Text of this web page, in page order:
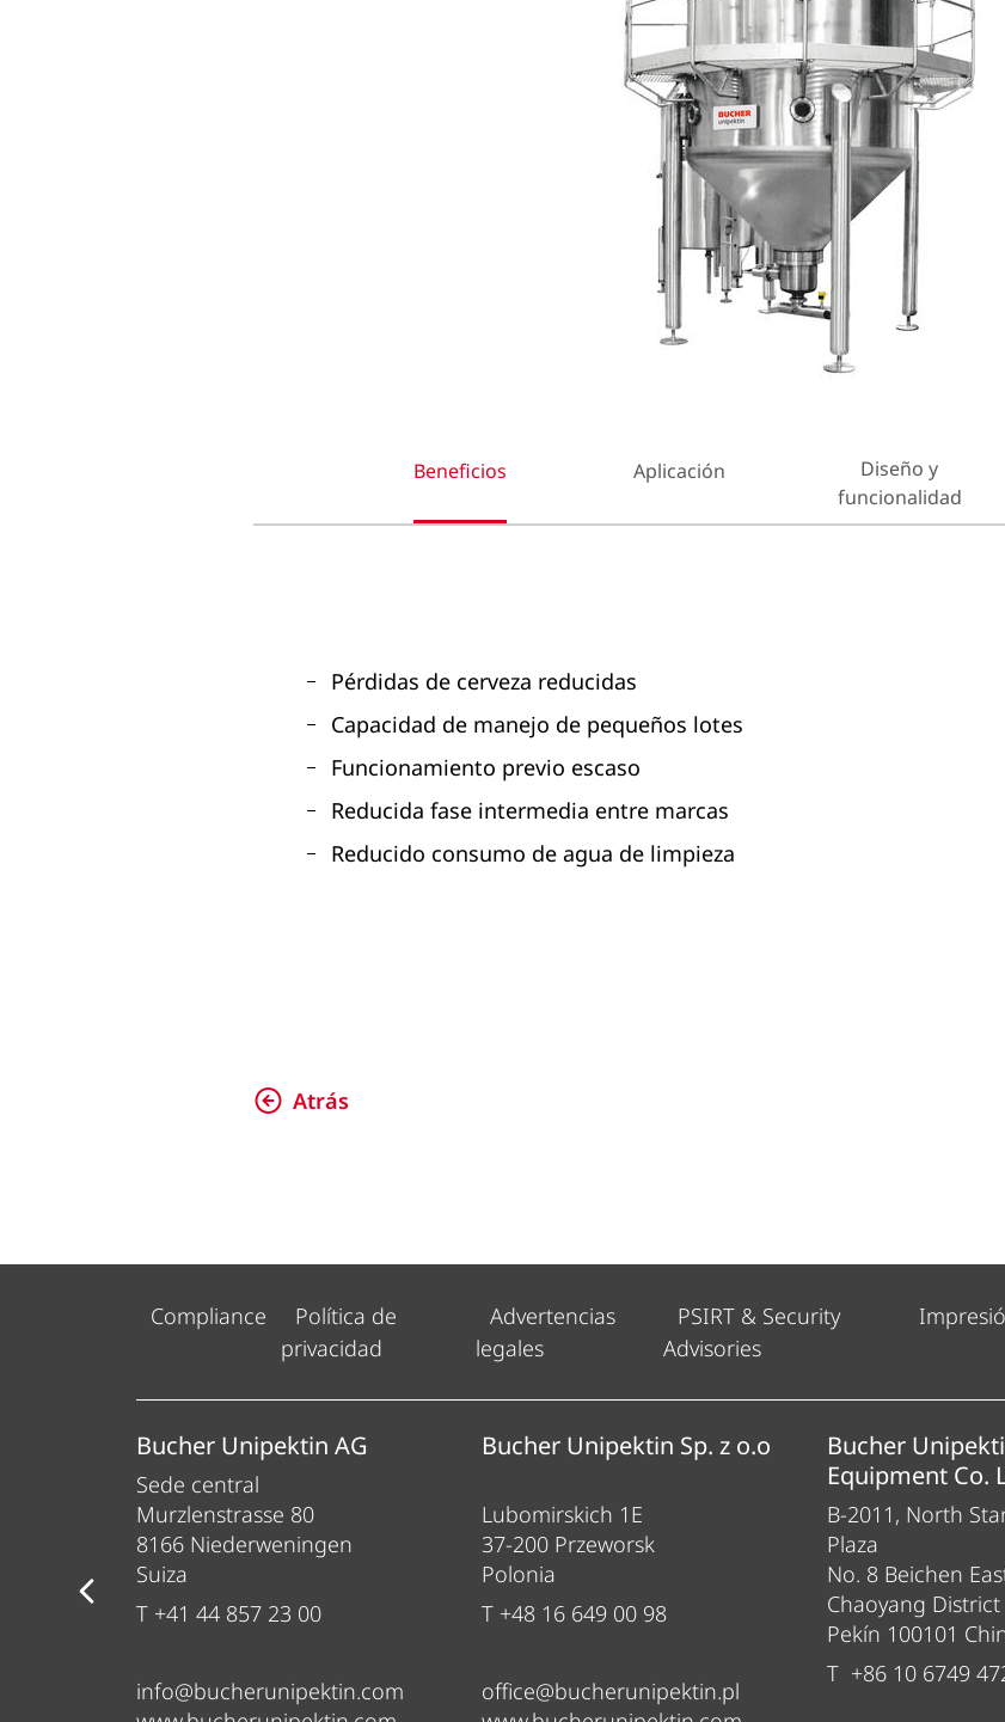
Beneficios Aplicación
Diseño y
funcionalidad
Pérdidas de cerveza reducidas
Capacidad de manejo de pequeños lotes
Funcionamiento previo escaso
Reducida fase intermedia entre marcas
Reducido consumo de agua de limpieza
Atrás
Compliance
Política de
privacidad
Advertencias
legales
PSIRT & Security
Advisories
Bucher Unipektin AG
Sede central
Murzlenstrasse 80
8166 Niederweningen
Suiza
T +41 44 857 23 00
info@bucherunipektin.com
Bucher Unipektin Sp. z o.o
Lubomirskich 1E
37-200 Przeworsk
Polonia
T +48 16 649 00 98
office@bucherunipektin.pl
Bucher
Equipment Co.
B-2011, North
Plaza
No. 8 Beichen
Chaoyang District
Pekín 100101
T +86 10 6749